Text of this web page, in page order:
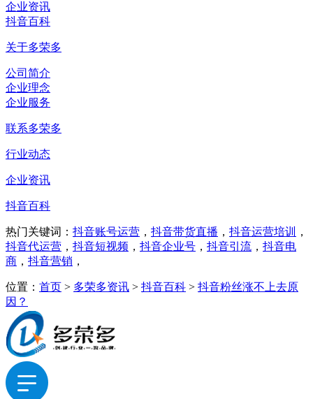
企业资讯
抖音百科
关于多荣多
公司简介
企业理念
企业服务
联系多荣多
行业动态
企业资讯
抖音百科
热门关键词： 抖音账号运营 ， 抖音带货直播 ， 抖音运营培训
，
抖音代运营 ， 抖音短视频 ， 抖音企业号 ， 抖音引流 ， 抖音电
商 ， 抖音营销 ，
位置： 首页 > 多荣多资讯 > 抖音百科 > 抖音粉丝涨不上去原
因？